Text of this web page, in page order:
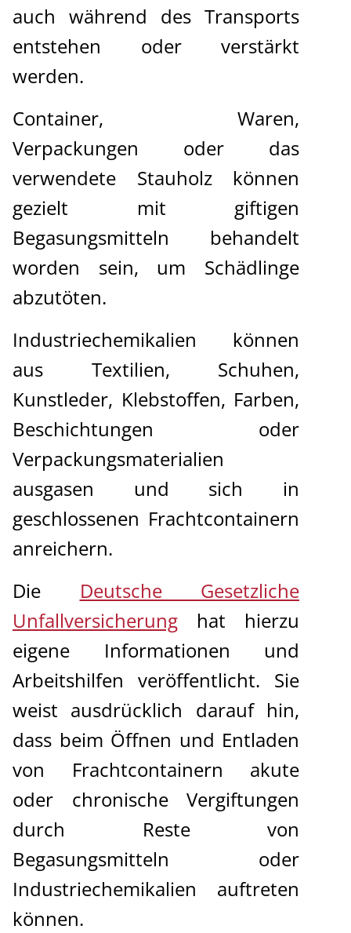
auch während des Transports
entstehen oder verstärkt
werden.
Container, Waren,
Verpackungen oder das
verwendete Stauholz können
gezielt mit giftigen
Begasungsmitteln behandelt
worden sein, um Schädlinge
abzutöten.
Industriechemikalien können
aus Textilien, Schuhen,
Kunstleder, Klebstoffen, Farben,
Beschichtungen oder
Verpackungsmaterialien
ausgasen und sich in
geschlossenen Frachtcontainern
anreichern.
Die Deutsche Gesetzliche
Unfallversicherung hat hierzu
eigene Informationen und
Arbeitshilfen veröffentlicht. Sie
weist ausdrücklich darauf hin,
dass beim Öffnen und Entladen
von Frachtcontainern akute
oder chronische Vergiftungen
durch Reste von
Begasungsmitteln oder
Industriechemikalien auftreten
können.